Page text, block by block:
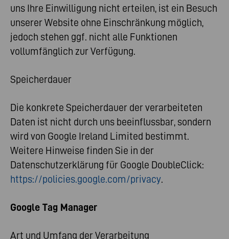
uns Ihre Einwilligung nicht erteilen, ist ein Besuch
unserer Website ohne Einschränkung möglich,
jedoch stehen ggf. nicht alle Funktionen
vollumfänglich zur Verfügung.
Speicherdauer
Die konkrete Speicherdauer der verarbeiteten
Daten ist nicht durch uns beeinflussbar, sondern
wird von Google Ireland Limited bestimmt.
Weitere Hinweise finden Sie in der
Datenschutzerklärung für Google DoubleClick:
https://policies.google.com/privacy.
Google Tag Manager
Art und Umfang der Verarbeitung